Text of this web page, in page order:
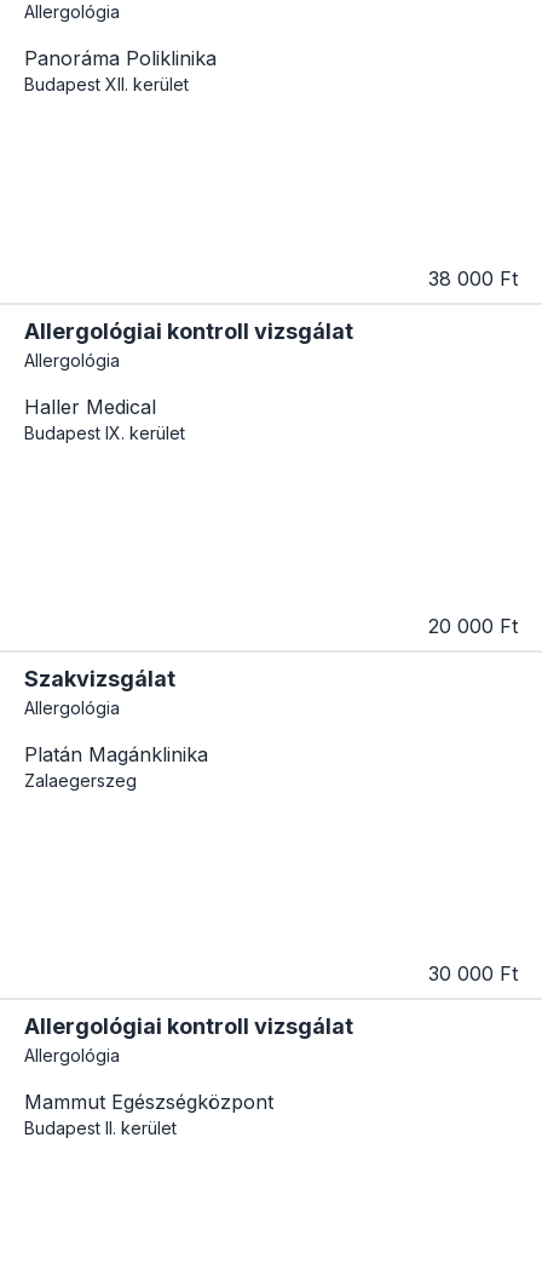
Allergológia
Panoráma Poliklinika
Budapest XII. kerület
38 000 Ft
Allergológiai kontroll vizsgálat
Allergológia
Haller Medical
Budapest IX. kerület
20 000 Ft
Szakvizsgálat
Allergológia
Platán Magánklinika
Zalaegerszeg
30 000 Ft
Allergológiai kontroll vizsgálat
Allergológia
Mammut Egészségközpont
Budapest II. kerület